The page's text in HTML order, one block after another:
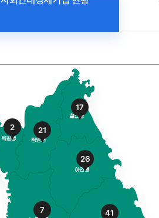
2 21
17
7
26
41